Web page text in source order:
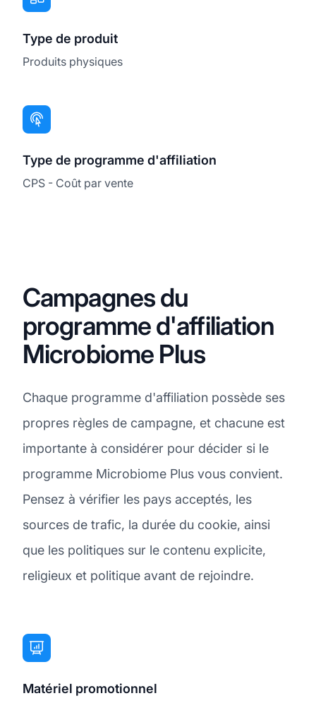
Type de produit
Produits physiques
Type de programme d'affiliation
CPS - Coût par vente
Campagnes du
programme d'affiliation
Microbiome Plus
Chaque programme d'affiliation possède ses
propres règles de campagne, et chacune est
importante à considérer pour décider si le
programme Microbiome Plus vous convient.
Pensez à vérifier les pays acceptés, les
sources de trafic, la durée du cookie, ainsi
que les politiques sur le contenu explicite,
religieux et politique avant de rejoindre.
Matériel promotionnel